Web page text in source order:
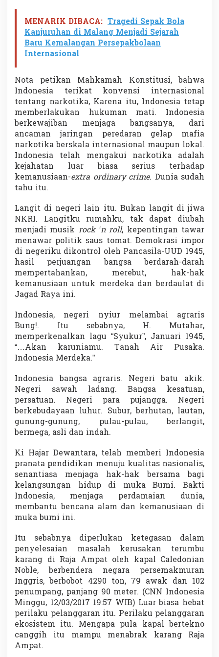
MENARIK DIBACA: Tragedi Sepak Bola
Kanjuruhan di Malang Menjadi Sejarah
Baru Kemalangan Persepakbolaan
Internasional
Nota petikan Mahkamah Konstitusi, bahwa
Indonesia terikat konvensi internasional
tentang narkotika, Karena itu, Indonesia tetap
memberlakukan hukuman mati. Indonesia
berkewajiban menjaga bangsanya, dari
ancaman jaringan peredaran gelap mafia
narkotika berskala internasional maupun lokal.
Indonesia telah mengakui narkotika adalah
kejahatan luar biasa serius terhadap
kemanusiaan-extra ordinary crime. Dunia sudah
tahu itu.
Langit di negeri lain itu. Bukan langit di jiwa
NKRI. Langitku rumahku, tak dapat diubah
menjadi musik rock ‘n roll, kepentingan tawar
menawar politik saus tomat. Demokrasi impor
di negeriku dikontrol oleh Pancasila-UUD 1945,
hasil perjuangan bangsa berdarah-darah
mempertahankan, merebut, hak-hak
kemanusiaan untuk merdeka dan berdaulat di
Jagad Raya ini.
Indonesia, negeri nyiur melambai agraris
Bung!. Itu sebabnya, H. Mutahar,
memperkenalkan lagu “Syukur”, Januari 1945,
“…Akan karuniamu. Tanah Air Pusaka.
Indonesia Merdeka.”
Indonesia bangsa agraris. Negeri batu akik.
Negeri sawah ladang. Bangsa kesatuan,
persatuan. Negeri para pujangga. Negeri
berkebudayaan luhur. Subur, berhutan, lautan,
gunung-gunung, pulau-pulau, berlangit,
bermega, asli dan indah.
Ki Hajar Dewantara, telah memberi Indonesia
pranata pendidikan menuju kualitas nasionalis,
senantiasa menjaga hak-hak bersama bagi
kelangsungan hidup di muka Bumi. Bakti
Indonesia, menjaga perdamaian dunia,
membantu bencana alam dan kemanusiaan di
muka bumi ini.
Itu sebabnya diperlukan ketegasan dalam
penyelesaian masalah kerusakan terumbu
karang di Raja Ampat oleh kapal Caledonian
Noble, berbendera negara persemakmuran
Inggris, berbobot 4290 ton, 79 awak dan 102
penumpang, panjang 90 meter. (CNN Indonesia
Minggu, 12/03/2017 19:57 WIB) Luar biasa hebat
perilaku pelanggaran itu. Perilaku pelanggaran
ekosistem itu. Mengapa pula kapal bertekno
canggih itu mampu menabrak karang Raja
Ampat.